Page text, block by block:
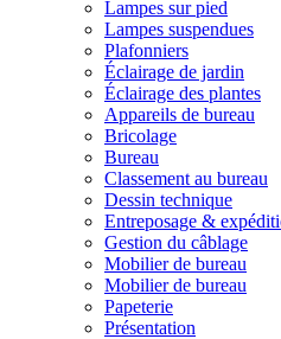
Lampes sur pied
Lampes suspendues
Plafonniers
Éclairage de jardin
Éclairage des plantes
Appareils de bureau
Bricolage
Bureau
Classement au bureau
Dessin technique
Entreposage &
Gestion du câblage
Mobilier de bureau
Mobilier de bureau
Papeterie
Présentation